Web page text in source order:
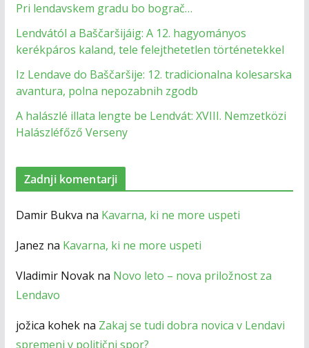
Pri lendavskem gradu bo bograč…
Lendvától a Baščaršijáig: A 12. hagyományos
kerékpáros kaland, tele felejthetetlen történetekkel
Iz Lendave do Baščaršije: 12. tradicionalna kolesarska
avantura, polna nepozabnih zgodb
A halászlé illata lengte be Lendvát: XVIII. Nemzetközi
Halászléfőző Verseny
Zadnji komentarji
Damir Bukva na Kavarna, ki ne more uspeti
Janez na Kavarna, ki ne more uspeti
Vladimir Novakna Novo leto – nova priložnost za
Lendavo
jožica kohekna Zakaj se tudi dobra novica v Lendavi
spremeni v politični spor?